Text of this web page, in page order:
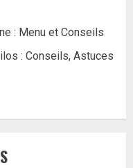
: Menu et Conseils
: Conseils, Astuces